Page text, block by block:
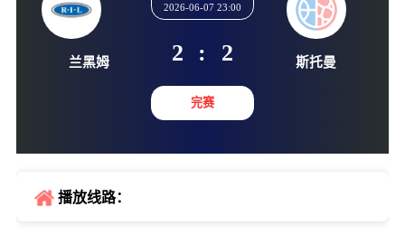
挪甲
2 :
完赛
播放线路：